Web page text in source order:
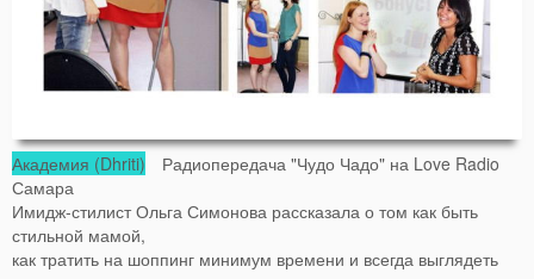
Академия (Dhriti) Радиопередача "Чудо Чадо" на Love Radio
Самара
Имидж-стилист Ольга Симонова рассказала о том как быть
стильной мамой,
как тратить на шоппинг минимум времени и всегда выглядеть